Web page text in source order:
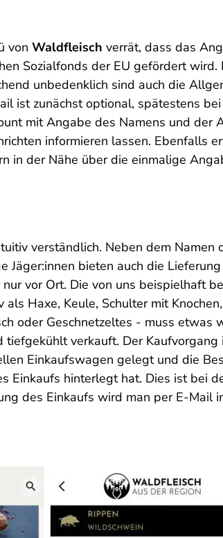
von Waldfleisch verrät, dass das
Sozialfonds der EU gefördert
unbedenklich sind auch die
ist zunächst optional, spätestens
mit Angabe des Namens und der
informieren lassen. Ebenfalls
in der Nähe über die einmalige
verständlich. Neben dem
bieten auch die
vor Ort. Die von uns beispielhaft
Haxe, Keule, Schulter mit
oder Geschnetzeltes - muss etwas
verkauft. Der Kaufvorgang
Einkaufswagen gelegt und die
Einkaufs hinterlegt hat. Dies ist bei
des Einkaufs wird man per E-